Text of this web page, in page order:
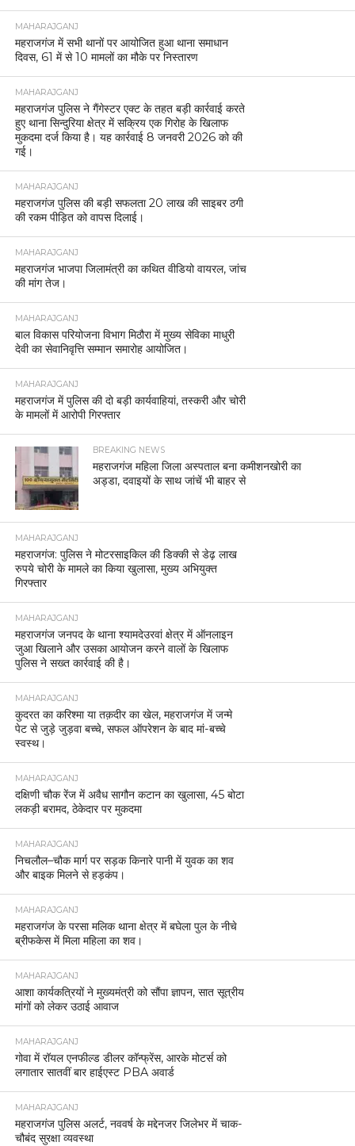
MAHARAJGANJ
महराजगंज में सभी थानों पर आयोजित हुआ थाना समाधान
दिवस, 61 में से 10 मामलों का मौके पर निस्तारण
MAHARAJGANJ
महराजगंज पुलिस ने गैंगेस्टर एक्ट के तहत बड़ी कार्रवाई करते
हुए थाना सिन्दुरिया क्षेत्र में सक्रिय एक गिरोह के खिलाफ
मुकदमा दर्ज किया है। यह कार्रवाई 8 जनवरी 2026 को की
गई।
MAHARAJGANJ
महराजगंज पुलिस की बड़ी सफलता 20 लाख की साइबर ठगी
की रकम पीड़ित को वापस दिलाई।
MAHARAJGANJ
महराजगंज भाजपा जिलामंत्री का कथित वीडियो वायरल, जांच
की मांग तेज।
MAHARAJGANJ
बाल विकास परियोजना विभाग मिठौरा में मुख्य सेविका माधुरी
देवी का सेवानिवृत्ति सम्मान समारोह आयोजित।
MAHARAJGANJ
महराजगंज में पुलिस की दो बड़ी कार्यवाहियां, तस्करी और चोरी
के मामलों में आरोपी गिरफ्तार
BREAKING NEWS
महराजगंज महिला जिला अस्पताल बना कमीशनखोरी का
अड्डा, दवाइयों के साथ जांचें भी बाहर से
MAHARAJGANJ
महराजगंज: पुलिस ने मोटरसाइकिल की डिक्की से डेढ़ लाख
रुपये चोरी के मामले का किया खुलासा, मुख्य अभियुक्त
गिरफ्तार
MAHARAJGANJ
महराजगंज जनपद के थाना श्यामदेउरवां क्षेत्र में ऑनलाइन
जुआ खिलाने और उसका आयोजन करने वालों के खिलाफ
पुलिस ने सख्त कार्रवाई की है।
MAHARAJGANJ
कुदरत का करिश्मा या तक़दीर का खेल, महराजगंज में जन्मे
पेट से जुड़े जुड़वा बच्चे, सफल ऑपरेशन के बाद मां-बच्चे
स्वस्थ।
MAHARAJGANJ
दक्षिणी चौक रेंज में अवैध सागौन कटान का खुलासा, 45 बोटा
लकड़ी बरामद, ठेकेदार पर मुकदमा
MAHARAJGANJ
निचलौल–चौक मार्ग पर सड़क किनारे पानी में युवक का शव
और बाइक मिलने से हड़कंप।
MAHARAJGANJ
महराजगंज के परसा मलिक थाना क्षेत्र में बघेला पुल के नीचे
ब्रीफकेस में मिला महिला का शव।
MAHARAJGANJ
आशा कार्यकत्रियों ने मुख्यमंत्री को सौंपा ज्ञापन, सात सूत्रीय
मांगों को लेकर उठाई आवाज
MAHARAJGANJ
गोवा में रॉयल एनफील्ड डीलर कॉन्फ्रेंस, आरके मोटर्स को
लगातार सातवीं बार हाईएस्ट PBA अवार्ड
MAHARAJGANJ
महराजगंज पुलिस अलर्ट, नववर्ष के मद्देनजर जिलेभर में चाक-
चौबंद सुरक्षा व्यवस्था